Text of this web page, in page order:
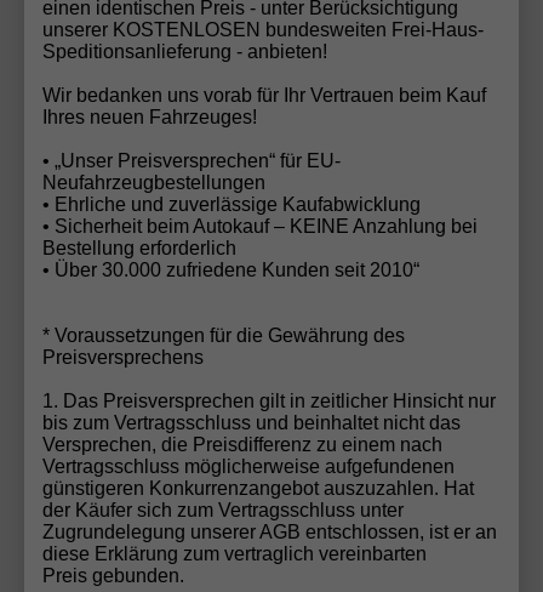
entscheidende Erfolgsfaktoren im Automobilhandel
sind. In einer Branche, die oft vom Preisdruck
geprägt ist, setzt die Automobilhandel von der Forst
GmbH auf langfristige Kundenbeziehungen, ehrliche
Beratung und nachvollziehbare Angebote – und wird
dafür nun mit dem Deutschen Fairness-Preis 2025
belohnt.
Haben Sie Ihr Traumfahrzeug noch nicht entdeckt?
Kein Problem! Mit unserem
Konfiguratorkönnen Sie Ihr Wunschauto in
wenigen Schritten individuell zusammenstellen –
genau nach Ihren Vorstellungen. Alternativ senden
Sie uns IhreFahrzeuganfrage, und unser
erfahrenes Team findet das perfekte Fahrzeug für
Sie. Egal ob spezifische Ausstattung, Farbe oder
Modell – wir machen Ihren Autotraum wahr!
einen identischen Preis - unter Berücksichtigung
unserer KOSTENLOSEN bundesweiten Frei-Haus-
Speditionsanlieferung - anbieten!
Wir bedanken uns vorab für Ihr Vertrauen beim Kauf
Ihres neuen Fahrzeuges!
• „Unser Preisversprechen“ für EU-
Neufahrzeugbestellungen
• Ehrliche und zuverlässige Kaufabwicklung
• Sicherheit beim Autokauf – KEINE Anzahlung bei
Bestellung erforderlich
• Über 30.000 zufriedene Kunden seit 2010“
* Voraussetzungen für die Gewährung des
Preisversprechens
1. Das Preisversprechen gilt in zeitlicher Hinsicht nur
bis zum Vertragsschluss und beinhaltet nicht das
Versprechen, die Preisdifferenz zu einem nach
Vertragsschluss möglicherweise aufgefundenen
günstigeren Konkurrenzangebot auszuzahlen. Hat
der Käufer sich zum Vertragsschluss unter
Zugrundelegung unserer AGB entschlossen, ist er an
diese Erklärung zum vertraglich vereinbarten
Preis gebunden.